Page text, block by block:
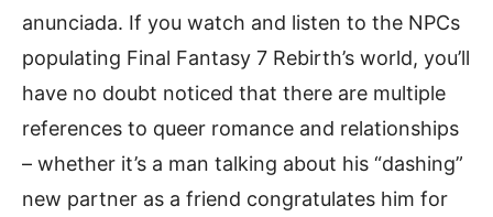
anunciada. If you watch and listen to the NPCs
populating Final Fantasy 7 Rebirth’s world, you’ll
have no doubt noticed that there are multiple
references to queer romance and relationships
– whether it’s a man talking about his “dashing”
new partner as a friend congratulates him for